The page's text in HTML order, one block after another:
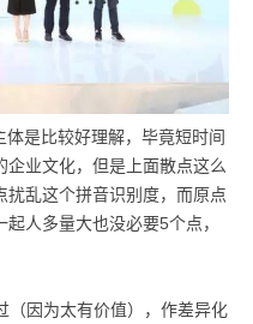
是比较好理解，毕竟短时间
业文化，但是上面散点这么
扰乱这个拼音识别度，而原点
人多量大也没必要5个点，
（因为太有价值），作差异化